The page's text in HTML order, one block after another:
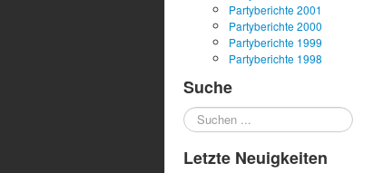
Partyberichte 2001
Partyberichte 2000
Partyberichte 1999
Partyberichte 1998
Suche
Suchen
...
Letzte Neuigkeiten